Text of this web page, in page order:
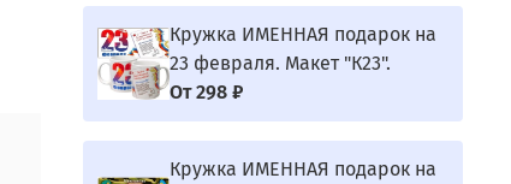
Кружка ИМЕННАЯ подарок на
23 февраля. Макет "К23".
От 298 ₽
Кружка ИМЕННАЯ подарок на